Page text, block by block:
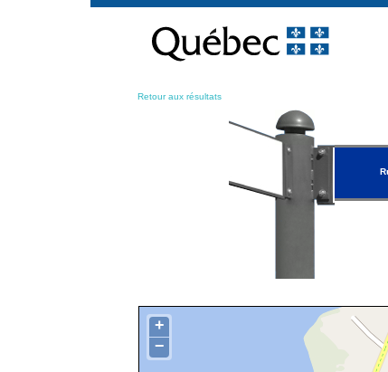
contenu
Retour aux résultats
+
−